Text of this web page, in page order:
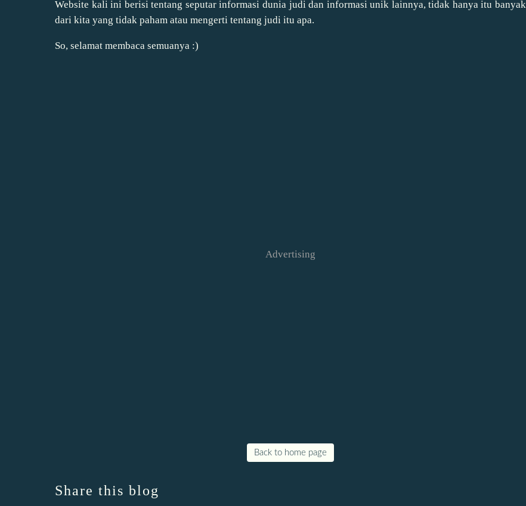
Website kali ini berisi tentang seputar informasi dunia judi dan informasi unik lainnya, tidak hanya itu banyak
dari kita yang tidak paham atau mengerti tentang judi itu apa.
So, selamat membaca semuanya :)
Advertising
Back to home page
Share this blog